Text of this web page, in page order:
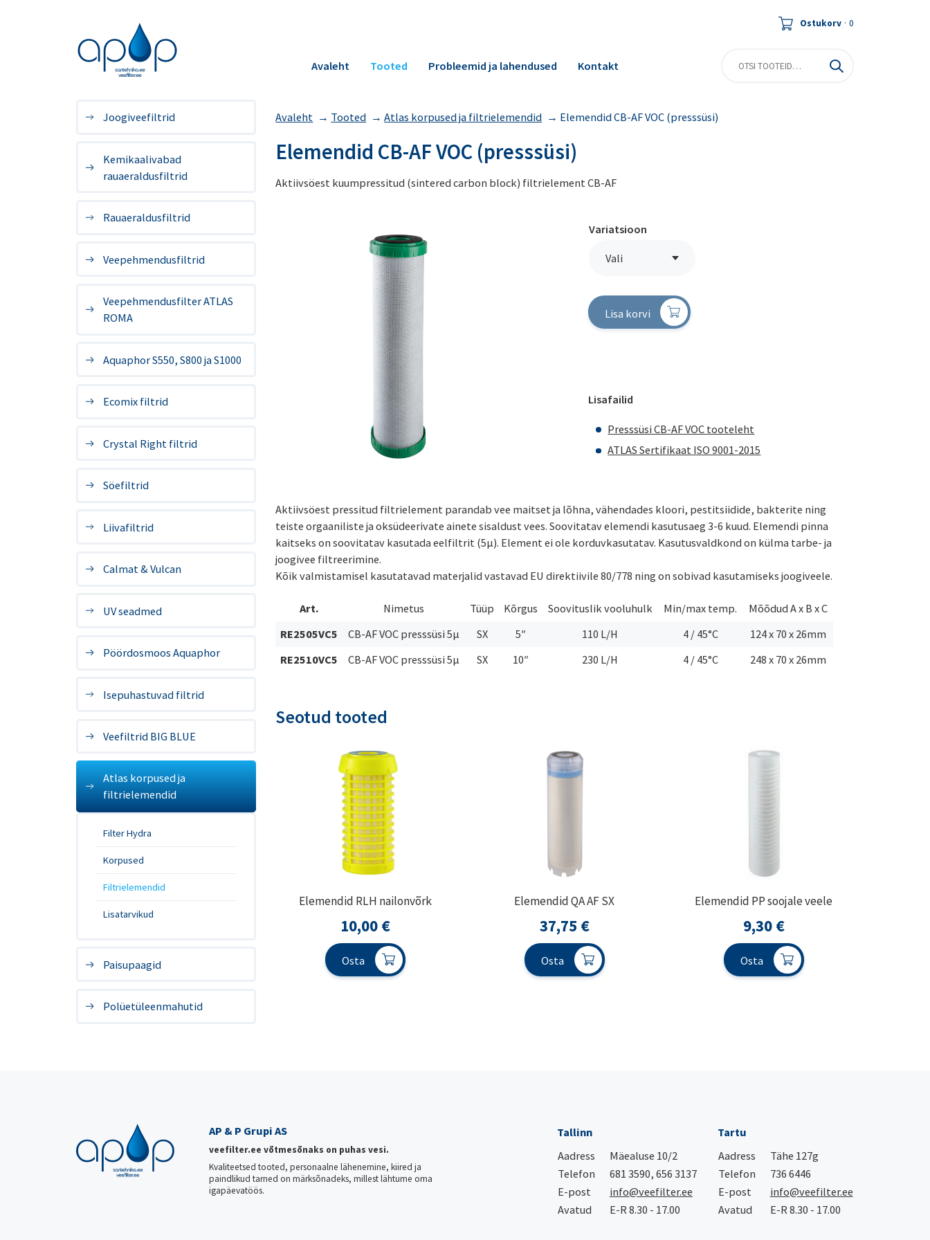
Ostukorv · 0
Avaleht Tooted Probleemid ja lahendused Kontakt
Joogiveefiltrid
Kemikaalivabad
rauaeraldusfiltrid
Rauaeraldusfiltrid
Veepehmendusfiltrid
Veepehmendusfilter ATLAS
ROMA
Aquaphor S550, S800 ja S1000
Ecomix filtrid
Crystal Right filtrid
Söefiltrid
Liivafiltrid
Calmat & Vulcan
UV seadmed
Pöördosmoos Aquaphor
Isepuhastuvad filtrid
Veefiltrid BIG BLUE
Atlas korpused ja
filtrielemendid
Filter Hydra
Korpused
Filtrielemendid
Lisatarvikud
Paisupaagid
Polüetüleenmahutid
Avaleht → Tooted →Atlas korpused ja filtrielemendid → Elemendid CB-AF VOC (presssüsi)
Elemendid CB-AF VOC (presssüsi)
Aktiivsöest kuumpressitud (sintered carbon block) filtrielement CB-AF
Variatsioon
Vali
Lisa korvi
Lisafailid
Presssüsi CB-AF VOC tooteleht
ATLAS Sertifikaat ISO 9001-2015
Aktiivsöest pressitud filtrielement parandab vee maitset ja lõhna, vähendades kloori, pestitsiidide, bakterite ning
teiste orgaaniliste ja oksüdeerivate ainete sisaldust vees. Soovitatav elemendi kasutusaeg 3-6 kuud. Elemendi pinna
kaitseks on soovitatav kasutada eelfiltrit (5µ). Element ei ole korduvkasutatav. Kasutusvaldkond on külma tarbe- ja
joogivee filtreerimine.
Kõik valmistamisel kasutatavad materjalid vastavad EU direktiivile 80/778 ning on sobivad kasutamiseks joogiveele.
Art. Nimetus Tüüp Kõrgus Soovituslik vooluhulk Min/max temp.
Mõõdud A x B x C
RE2505VC5
CB-AF VOC presssüsi 5µ SX 5″ 110 L/H 4 / 45°C
124 x 70 x 26mm
RE2510VC5
CB-AF VOC presssüsi 5µ SX 10″ 230 L/H 4 / 45°C 248 x 70 x 26mm
Seotud tooted
Elemendid RLH nailonvõrk
10,00 €
Osta
Elemendid QA AF SX
37,75 €
Osta
Elemendid PP soojale veele
9,30 €
Osta
AP & P Grupi AS
veefilter.ee võtmesõnaks on puhas vesi.
Kvaliteetsed tooted, personaalne lähenemine, kiired ja
paindlikud tarned on märksõnadeks, millest lähtume oma
igapäevatöös.
Tallinn
Aadress
Mäealuse 10/2
Telefon
681 3590, 656 3137
E-post
info@veefilter.ee
Avatud
E-R 8.30 - 17.00
Tartu
Aadress
Tähe 127g
Telefon
736 6446
E-post
info@veefilter.ee
Avatud
E-R 8.30 - 17.00